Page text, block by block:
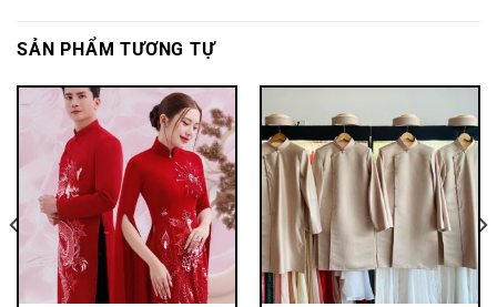
SẢN PHẨM TƯƠNG TỰ